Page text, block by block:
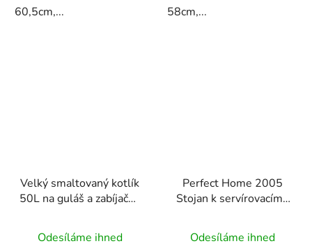
60,5cm,...
58cm,...
Velký smaltovaný kotlík
50L na guláš a zabíjačku
Premium Extra 36666
Odesíláme ihned
Perfect Home 2005
Stojan k servírovacímu
Odesíláme ihned